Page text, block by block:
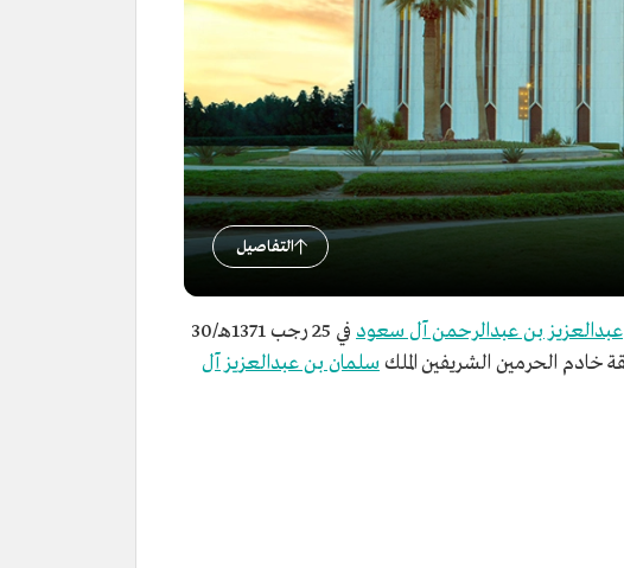
التفاصيل
عبدالعزيز بن عبدالرحمن آل سعود
في 25 رجب 1371هـ/30
سلمان بن عبدالعزيز آل